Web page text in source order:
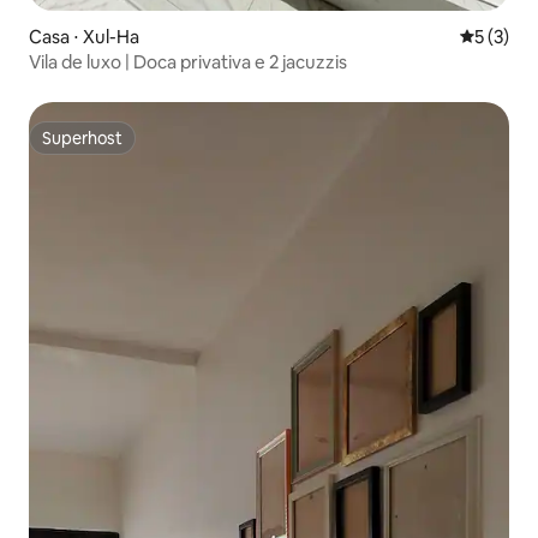
Casa ⋅ Xul-Ha 5 de
5 (3)
Vila de luxo | Doca privativa e 2 jacuzzis
Superhost
Superhost